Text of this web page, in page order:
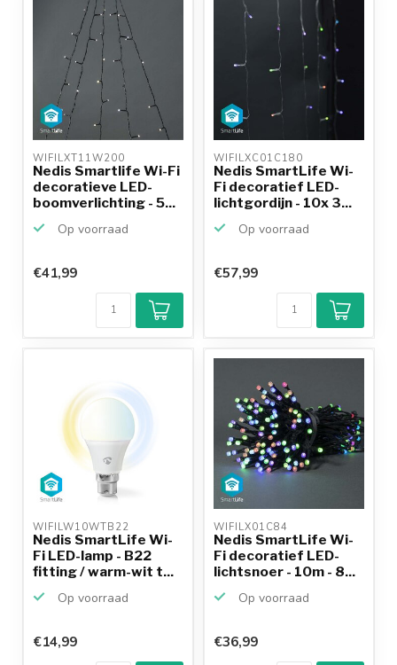
WIFILXT11W200
Nedis Smartlife Wi-Fi
decoratieve LED-
boomverlichting - 5...
Op voorraad
€41,99
WIFILXC01C180
Nedis SmartLife Wi-
Fi decoratief LED-
lichtgordijn - 10x 3...
Op voorraad
€57,99
WIFILW10WTB22
Nedis SmartLife Wi-
Fi LED-lamp - B22
fitting / warm-wit t...
Op voorraad
€14,99
WIFILX01C84
Nedis SmartLife Wi-
Fi decoratief LED-
lichtsnoer - 10m - 8...
Op voorraad
Klantenbeoordeling
€36,99